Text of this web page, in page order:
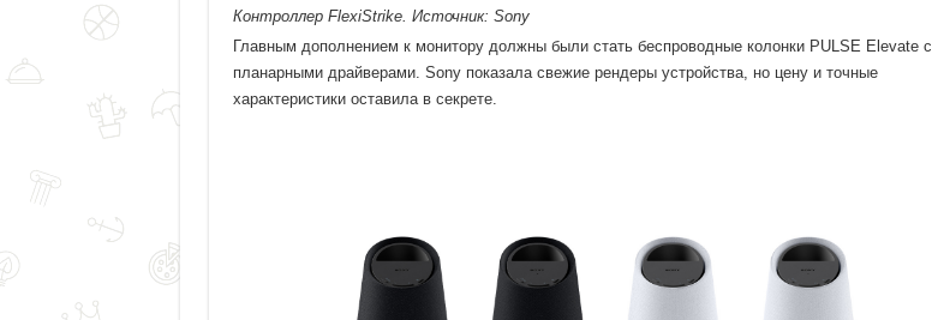
Контроллер FlexiStrike. Источник: Sony
Главным дополнением к монитору должны были стать беспроводные колонки PULSE Elevate с
планарными драйверами. Sony показала свежие рендеры устройства, но цену и точные
характеристики оставила в секрете.